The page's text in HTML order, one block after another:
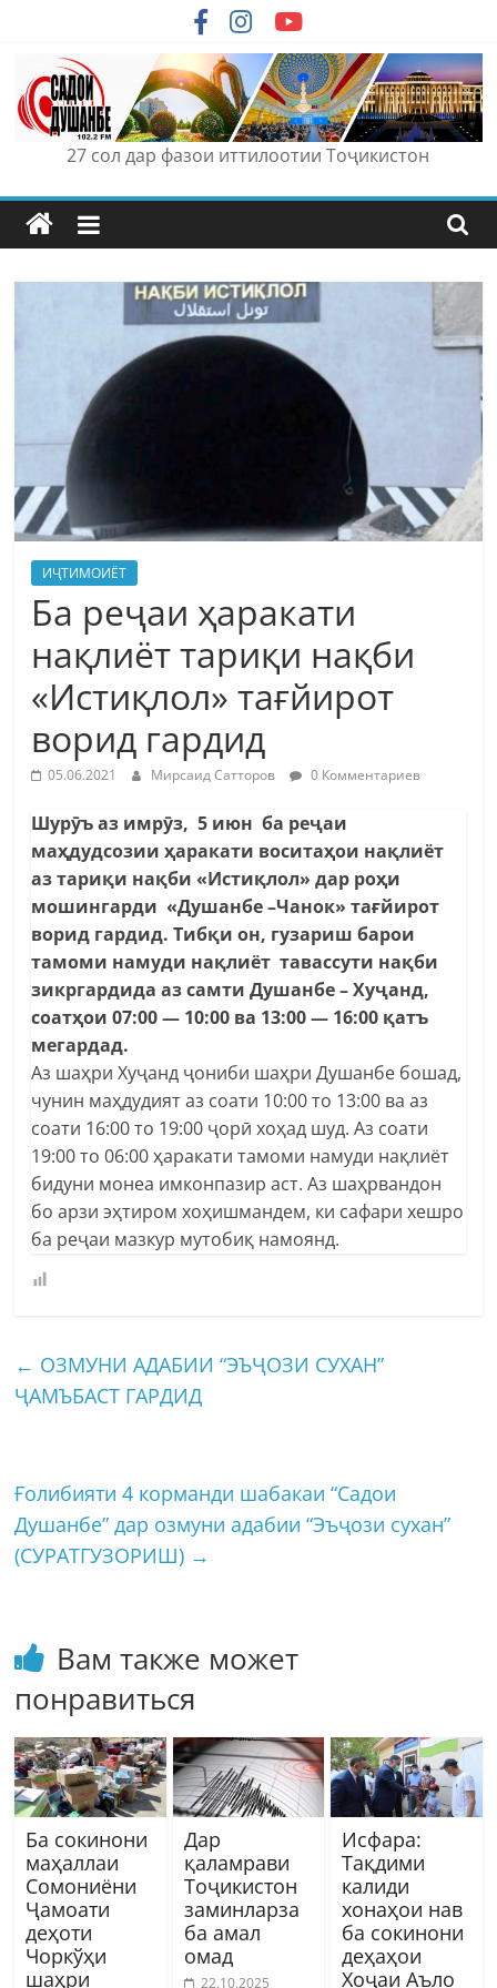
content
27 сол дар фазои иттилоотии Тоҷикистон
ИҶТИМОИЁТ
Ба реҷаи ҳаракати
нақлиёт тариқи нақби
«Истиқлол» тағйирот
ворид гардид
05.06.2021 Мирсаид Сатторов 0 Комментариев
Шурӯъ аз имрӯз, 5 июн ба реҷаи
маҳдудсозии ҳаракати воситаҳои нақлиёт
аз тариқи нақби «Истиқлол» дар роҳи
мошингарди «Душанбе –Чанок» тағйирот
ворид гардид. Тибқи он, гузариш барои
тамоми намуди нақлиёт тавассути нақби
зикргардида аз самти Душанбе – Хуҷанд,
соатҳои 07:00 — 10:00 ва 13:00 — 16:00 қатъ
мегардад.
Аз шаҳри Хуҷанд ҷониби шаҳри Душанбе бошад,
чунин маҳдудият аз соати 10:00 то 13:00 ва аз
соати 16:00 то 19:00 ҷорӣ хоҳад шуд. Аз соати
19:00 то 06:00 ҳаракати тамоми намуди нақлиёт
бидуни монеа имконпазир аст. Аз шаҳрвандон
бо арзи эҳтиром хоҳишмандем, ки сафари хешро
ба реҷаи мазкур мутобиқ намоянд.
← ОЗМУНИ АДАБИИ “ЭЪҶОЗИ СУХАН”
ҶАМЪБАСТ ГАРДИД
Ғолибияти 4 корманди шабакаи “Садои
Душанбе” дар озмуни адабии “Эъҷози сухан”
(СУРАТГУЗОРИШ) →
Вам также может
понравиться
Ба сокинони
маҳаллаи
Сомониёни
Ҷамоати
деҳоти
Чоркўҳи
шаҳри
Дар
қаламрави
Тоҷикистон
заминларза
ба амал
омад
22.10.2025
Исфара:
Тақдими
калиди
хонаҳои нав
ба сокинони
деҳаҳои
Хоҷаи Аъло